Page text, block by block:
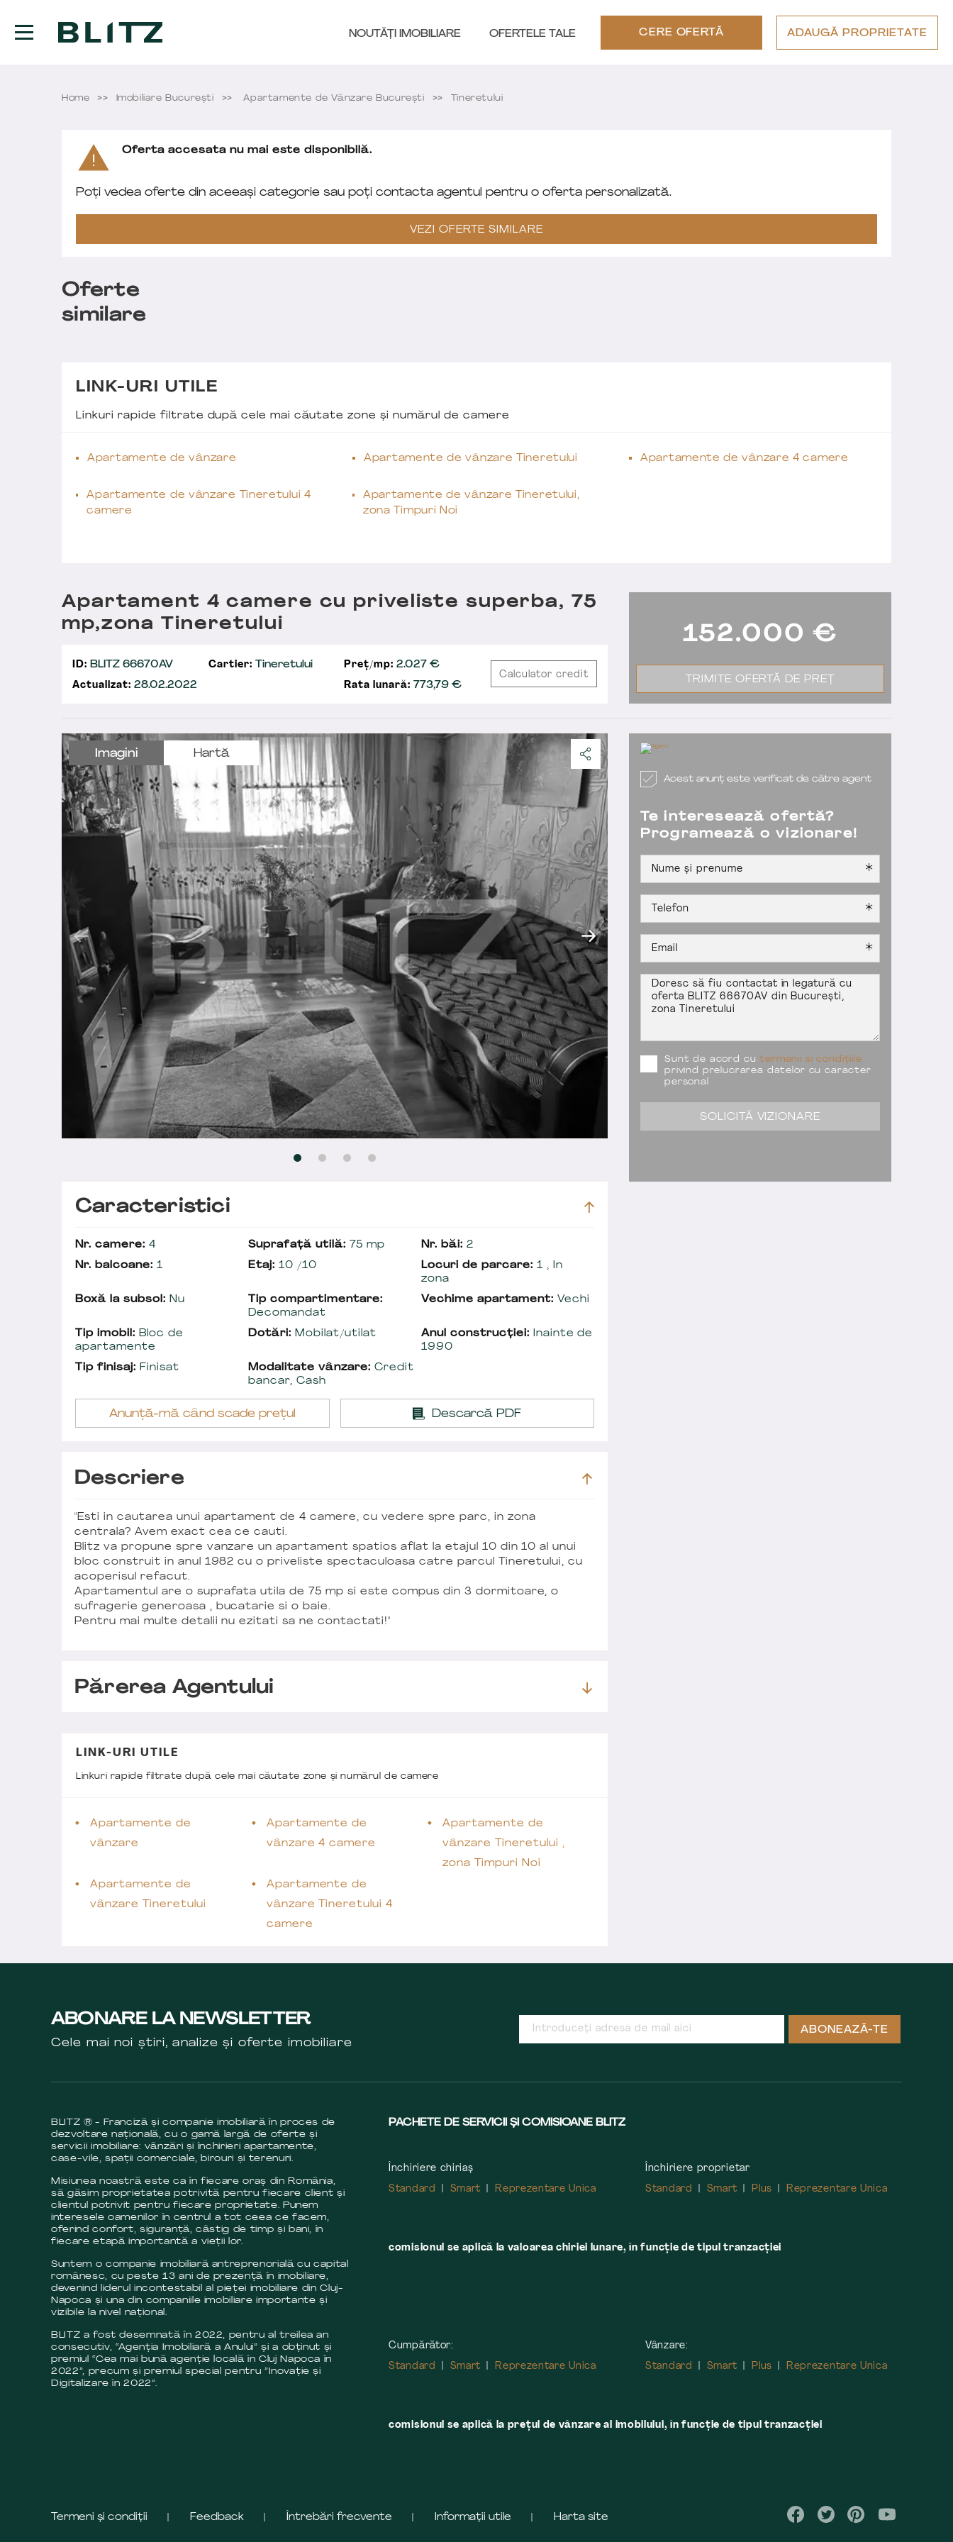
NOUTĂȚI IMOBILIARE OFERTELE TALE CERE OFERTĂ ADAUGĂ PROPRIETATE
Home Imobiliare București Apartamente de Vânzare București Tineretului
Oferta accesata nu mai este disponibilă.
Poți vedea oferte din aceeași categorie sau poți contacta agentul pentru o oferta personalizată.
VEZI OFERTE SIMILARE
Oferte
similare
LINK-URI UTILE
Linkuri rapide filtrate după cele mai căutate zone și numărul de camere
Apartamente de vânzare Apartamente de vânzare Tineretului Apartamente de vânzare 4 camere
Apartamente de vânzare Tineretului 4
camere
Apartamente de vânzare Tineretului,
zona Timpuri Noi
Imagini Hartă
Apartament 4 camere cu priveliste superba, 75
mp,zona Tineretului
ID: BLITZ 66670AV Cartier: Tineretului Preț/mp: 2.027 €
Actualizat: 28.02.2022 Rata lunară: 773,79 €
Calculator credit
Acest anunț este verificat de către agent
Te interesează ofertă?
Programează o vizionare!
Sunt de acord cutermenii si condițiile
privind prelucrarea datelor cu caracter
personal
SOLICITĂ VIZIONARE
152.000 €
TRIMITE OFERTĂ DE PREȚ
Caracteristici
Nr. camere: 4 Suprafață utilă: 75 mp Nr. băi: 2
Nr. balcoane: 1 Etaj: 10 /10 Locuri de parcare: 1 , In
zona
Boxă la subsol: Nu
Tip compartimentare:
Decomandat
Vechime apartament: Vechi
Tip imobil: Bloc de
apartamente
Dotări: Mobilat/utilat Anul construcției: Inainte de
1990
Tip finisaj: Finisat Modalitate vânzare: Credit
bancar, Cash
Anunță-mă când scade prețul Descarcă PDF
Descriere
"Esti in cautarea unui apartament de 4 camere, cu vedere spre parc, in zona
centrala? Avem exact cea ce cauti.
Blitz va propune spre vanzare un apartament spatios aflat la etajul 10 din 10 al unui
bloc construit in anul 1982 cu o priveliste spectaculoasa catre parcul Tineretului, cu
acoperisul refacut.
Apartamentul are o suprafata utila de 75 mp si este compus din 3 dormitoare, o
sufragerie generoasa , bucatarie si o baie.
Pentru mai multe detalii nu ezitati sa ne contactati!"
Părerea Agentului
LINK-URI UTILE
Linkuri rapide filtrate după cele mai căutate zone și numărul de camere
Apartamente de
vânzare
Apartamente de
vânzare Tineretului
Apartamente de
vânzare 4 camere
Apartamente de
vânzare Tineretului 4
camere
Apartamente de
vânzare Tineretului ,
zona Timpuri Noi
ABONARE LA NEWSLETTER
Cele mai noi știri, analize și oferte imobiliare
ABONEAZĂ-TE
BLITZ ® - Franciză și companie imobiliară în proces de
dezvoltare națională, cu o gamă largă de oferte și
servicii imobiliare: vânzări și închirieri apartamente,
case-vile, spații comerciale, birouri și terenuri.
Misiunea noastră este ca în fiecare oraș din România,
să găsim proprietatea potrivită pentru fiecare client și
clientul potrivit pentru fiecare proprietate. Punem
interesele oamenilor în centrul a tot ceea ce facem,
oferind confort, siguranță, câstig de timp și bani, în
fiecare etapă importantă a vieții lor.
Suntem o companie imobiliară antreprenorială cu capital
românesc, cu peste 13 ani de prezență în imobiliare,
devenind liderul incontestabil al pieței imobiliare din Cluj-
Napoca și una din companiile imobiliare importante și
vizibile la nivel național.
BLITZ a fost desemnată în 2022, pentru al treilea an
consecutiv, “Agenția Imobiliară a Anului” și a obținut și
premiul “Cea mai bună agenție locală în Cluj Napoca în
2022”, precum și premiul special pentru ”Inovație și
Digitalizare în 2022”.
PACHETE DE SERVICII ȘI COMISIOANE BLITZ
Închiriere chiriaș
Standard
Smart Reprezentare Unica
Închiriere proprietar
Standard
Smart Plus Reprezentare Unica
comisionul se aplică la valoarea chiriei lunare, în funcție de tipul tranzacției
Cumpărător:
Standard
Smart Reprezentare Unica
Vânzare:
Standard
Smart Plus Reprezentare Unica
comisionul se aplică la preţul de vânzare al imobilului, în funcţie de tipul tranzacţiei
Termeni și condiții Feedback Întrebări frecvente Informații utile Harta site